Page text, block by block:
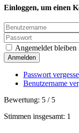
Einloggen, um einen
Angemeldet bleiben
Anmelden
Passwort
Benutzername
Bewertung: 5 / 5
Stimmen insgesamt: 1